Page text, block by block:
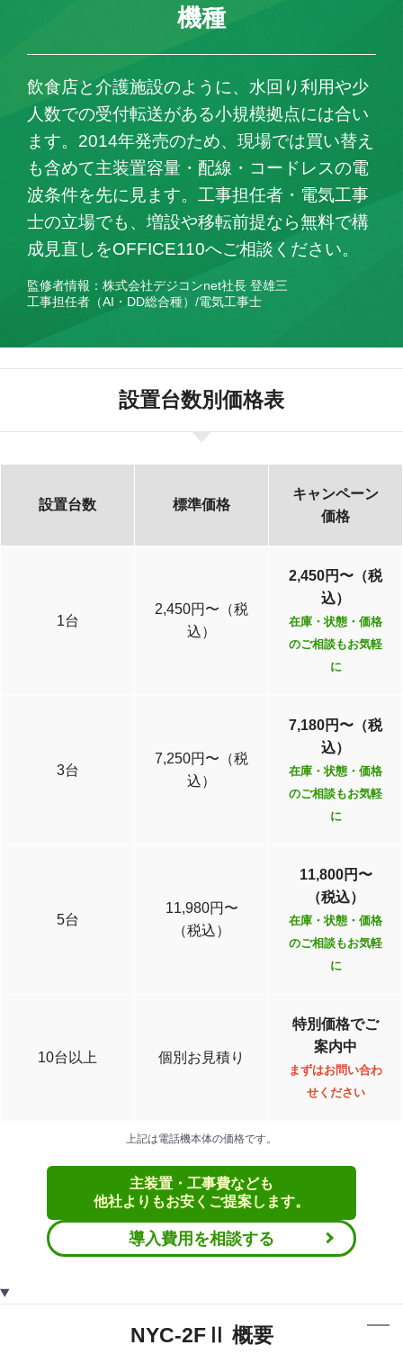
機種
飲食店と介護施設のように、水回り利用や少
人数での受付転送がある小規模拠点には合い
ます。2014年発売のため、現場では買い替え
も含めて主装置容量・配線・コードレスの電
波条件を先に見ます。工事担任者・電気工事
士の立場でも、増設や移転前提なら無料で構
成見直しをOFFICE110へご相談ください。
監修者情報：株式会社デジコンnet社長 登雄三
工事担任者（AI・DD総合種）/電気工事士
設置台数別価格表
設置台数 標準価格
キャンペーン
価格
1台
2,450円〜（税
込）
2,450円〜（税
込）
在庫・状態・価格
のご相談もお気軽
に
3台
7,250円〜（税
込）
7,180円〜（税
込）
在庫・状態・価格
のご相談もお気軽
に
5台
11,980円〜
（税込）
11,800円〜
（税込）
在庫・状態・価格
のご相談もお気軽
に
10台以上 個別お見積り
特別価格でご
案内中
まずはお問い合わ
せください
上記は電話機本体の価格です。
主装置・工事費なども
他社よりもお安くご提案します。
導入費用を相談する
NYC-2FⅡ 概要